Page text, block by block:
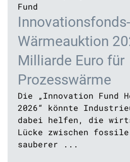
Fund
Innovationsfonds-
Wärmeauktion
Milliarde Euro für
Prozesswärme
Die „Innovation Fund
2026“ könnte
dabei helfen, die
Lücke zwischen
sauberer ...